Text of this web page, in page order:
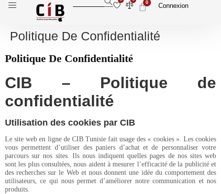
0 Connexion
Politique De Confidentialité
Politique De Confidentialité
CIB – Politique de
confidentialité
Utilisation des cookies par CIB
Le site web en ligne de CIB Tunisie fait usage des « cookies ». Les cookies
vous permettent d’utiliser des paniers d’achat et de personnaliser votre
parcours sur nos sites. Ils nous indiquent quelles pages de nos sites web
sont les plus consultées, nous aident à mesurer l’efficacité de la publicité et
des recherches sur le Web et nous donnent une idée du comportement des
utilisateurs, ce qui nous permet d’améliorer notre communication et nos
produits.